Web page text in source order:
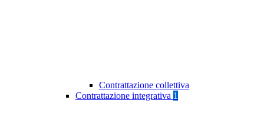
Contrattazione collettiva
Contrattazione integrativa 1